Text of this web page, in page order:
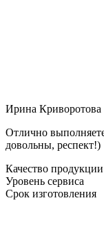
Ирина Криворотова
Отлично
довольны, респект!)
Качество продукции
Уровень сервиса
Срок изготовления